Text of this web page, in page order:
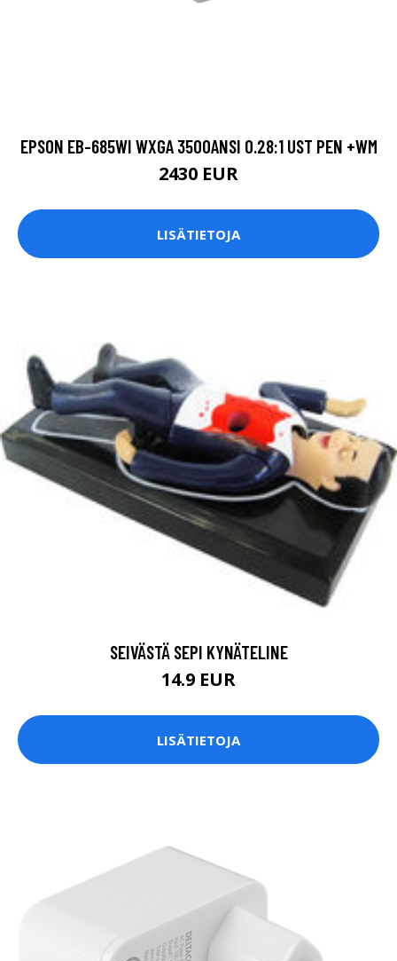
EPSON EB-685WI WXGA 3500ANSI 0.28:1 UST PEN +WM
2430 EUR
LISÄTIETOJA
SEIVÄSTÄ SEPI KYNÄTELINE
14.9 EUR
LISÄTIETOJA